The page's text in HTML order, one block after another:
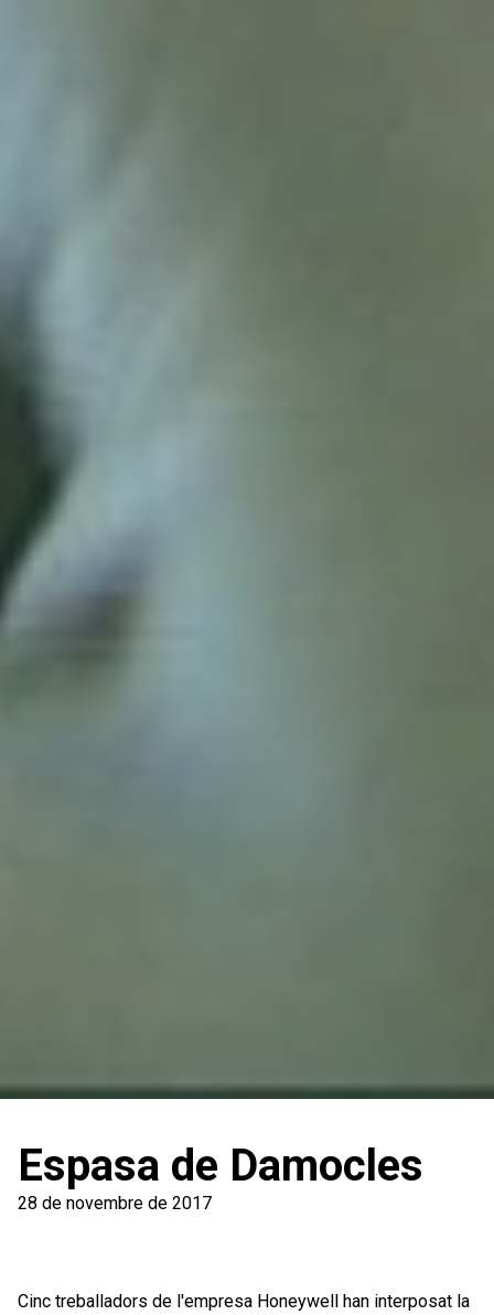
Espasa de Damocles
28 de novembre de 2017
Cinc treballadors de l'empresa Honeywell han interposat la